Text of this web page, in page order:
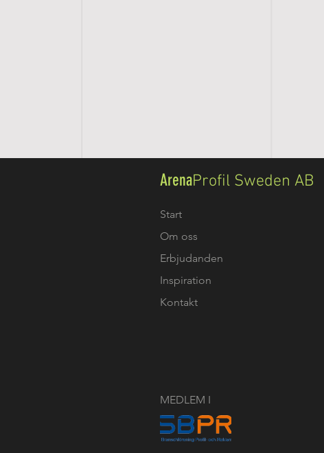
ArenaProfil Sweden AB
Start
Om oss
Erbjudanden
Inspiration
Kontakt
MEDLEM I